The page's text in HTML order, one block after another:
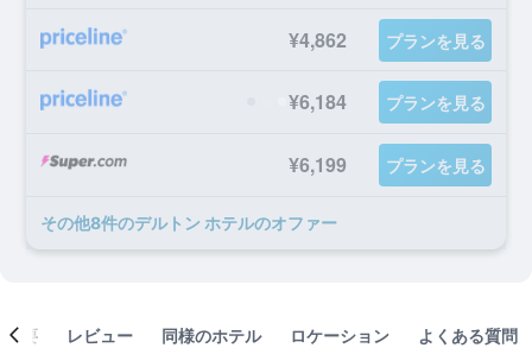
¥4,862 プランを見る
¥6,184 プランを見る
¥6,199 プランを見る
​その他8​件のデルトン ホテルのオファー
概要 レビュー 同様のホテル ロケーション よくある質問